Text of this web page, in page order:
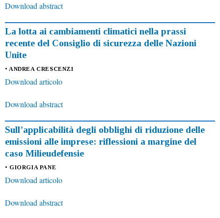
Download abstract
La lotta ai cambiamenti climatici nella prassi
recente del Consiglio di sicurezza delle Nazioni
Unite
• ANDREA CRESCENZI
Download articolo
Download abstract
Sull’applicabilità degli obblighi di riduzione delle
emissioni alle imprese: riflessioni a margine del
caso Milieudefensie
• GIORGIA PANE
Download articolo
Download abstract